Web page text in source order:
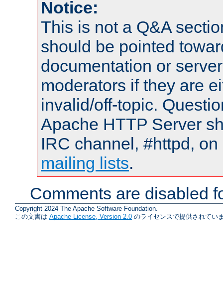
Notice:
This is not a Q&A
should be pointed
documentation or
moderators if they are
invalid/off-topic.
Apache HTTP Server
IRC channel, #httpd,
mailing lists.
Comments are disabled
Copyright 2024 The Apache Software Foundation.
この文書は Apache License, Version 2.0 のライセンスで提供されてい